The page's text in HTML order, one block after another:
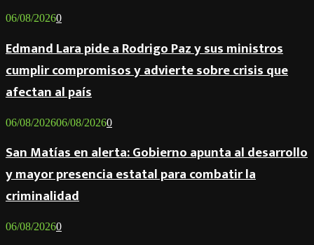
06/08/20260
Edmand Lara pide a Rodrigo Paz y sus ministros
cumplir compromisos y advierte sobre crisis que
afectan al país
06/08/202606/08/20260
San Matías en alerta: Gobierno apunta al desarrollo
y mayor presencia estatal para combatir la
criminalidad
06/08/20260